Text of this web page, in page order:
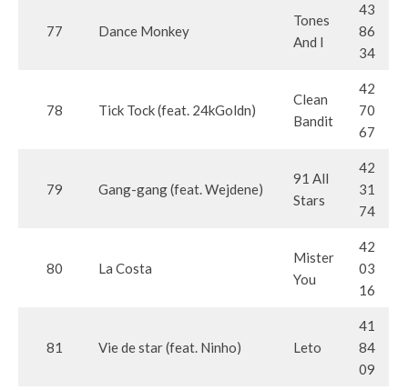
77 Dance Monkey
Tones
And I
43
86
34
78 Tick Tock (feat. 24kGoldn)
Clean
Bandit
42
70
67
79 Gang-gang (feat. Wejdene)
91 All
Stars
42
31
74
80 La Costa
Mister
You
42
03
16
81 Vie de star (feat. Ninho) Leto
41
84
09